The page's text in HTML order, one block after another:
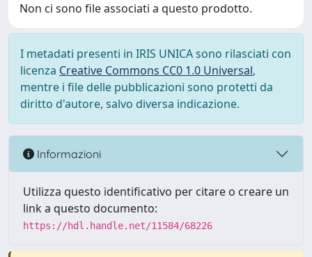
Non ci sono file associati a questo prodotto.
I metadati presenti in IRIS UNICA sono rilasciati con
licenza Creative Commons CC0 1.0 Universal,
mentre i file delle pubblicazioni sono protetti da
diritto d'autore, salvo diversa indicazione.
Informazioni
Utilizza questo identificativo per citare o creare un
link a questo documento:
https://hdl.handle.net/11584/68226